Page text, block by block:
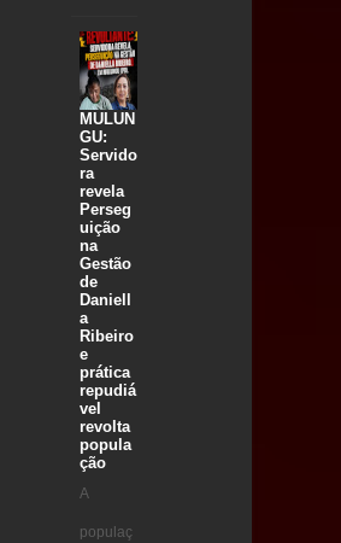
MULUN
GU:
Servido
ra
revela
Perseg
uição
na
Gestão
de
Daniell
a
Ribeiro
e
prática
repudiá
vel
revolta
popula
ção
A
populaç